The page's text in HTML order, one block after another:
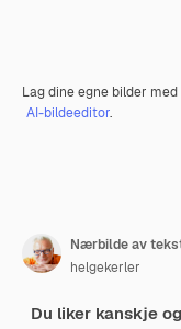
Lag dine egne bilder med
AI-bildeeditor.
Nærbilde av
helgekerler
Du liker kanskje